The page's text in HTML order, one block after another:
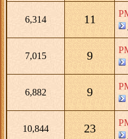
11
6,314
9
7,015
9
6,882
23
10,844